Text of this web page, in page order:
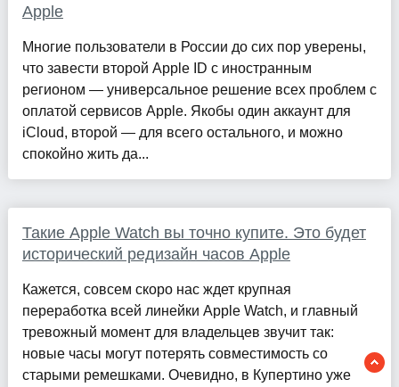
Apple
Многие пользователи в России до сих пор уверены,
что завести второй Apple ID с иностранным
регионом — универсальное решение всех проблем с
оплатой сервисов Apple. Якобы один аккаунт для
iCloud, второй — для всего остального, и можно
спокойно жить да...
Такие Apple Watch вы точно купите. Это будет
исторический редизайн часов Apple
Кажется, совсем скоро нас ждет крупная
переработка всей линейки Apple Watch, и главный
тревожный момент для владельцев звучит так:
новые часы могут потерять совместимость со
старыми ремешками. Очевидно, в Купертино уже